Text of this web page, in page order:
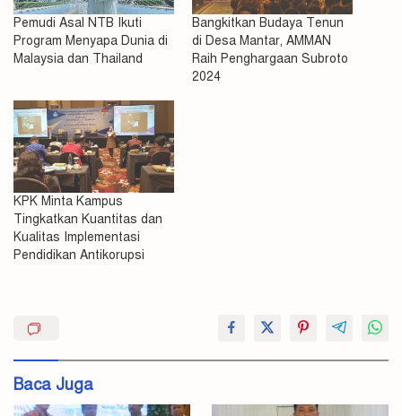
Pemudi Asal NTB Ikuti
Program Menyapa Dunia di
Malaysia dan Thailand
Bangkitkan Budaya Tenun
di Desa Mantar, AMMAN
Raih Penghargaan Subroto
2024
KPK Minta Kampus
Tingkatkan Kuantitas dan
Kualitas Implementasi
Pendidikan Antikorupsi
Pengetahuan
Baca Juga